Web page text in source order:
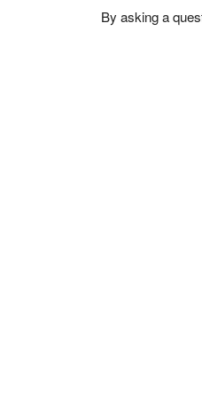
By asking a